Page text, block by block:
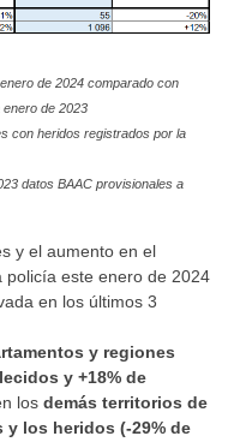
de 2024 comparado con
de 2023
con heridos registrados por la
datos BAAC provisionales a
y el aumento en el
policía este enero de 2024
en los últimos 3
y regiones
y +18% de
los demás territorios de
y los heridos (-29% de